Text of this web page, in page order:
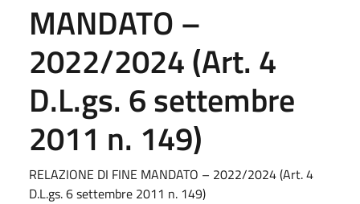
MANDATO –
2022/2024 (Art. 4
D.L.gs. 6 settembre
2011 n. 149)
RELAZIONE DI FINE MANDATO – 2022/2024 (Art. 4
D.L.gs. 6 settembre 2011 n. 149)